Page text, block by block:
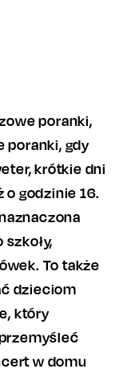
poranki,
poranki, gdy
krótkie dni
godzinie 16.
To także
dzieciom
który
w domu